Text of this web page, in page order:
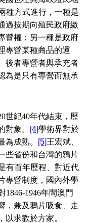
種方式進行，一種是
過按期向殖民政府繳
營權；另一種是政府
專營某種商品的運
後者專營者與承充者
為是只有專營而無承
世紀40年代結束，歷
對象。
[4]學術界對於
為成熟。
[5]王宏斌、
些省份和台灣的鴉片
有百年歷程、對近代
專營制度，國內外學
1846-1946年間澳門
，兼及鴉片吸食、走
求教於方家。